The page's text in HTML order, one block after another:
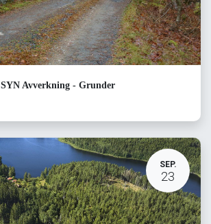
SYN Avverkning - Grunder
SEP.
23